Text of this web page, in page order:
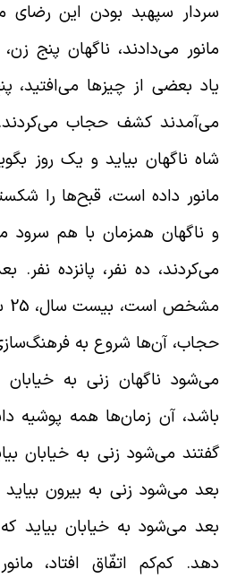
سپهبد بودن این رضای
می‌دادند، ناگهان پنج زن،
بعضی از چیزها می‌افتید،
کشف حجاب می‌کردند.
ناگهان بیاید و یک روز
داده است، قبح‌ها را
ناگهان همزمان با هم سرود
ده نفر، پانزده نفر.
آن‌ها شروع به فرهنگ‌سازی
ناگهان زنی به خیابان
آن زمان‌ها همه پوشیه
می‌شود زنی به خیابان
می‌شود زنی به بیرون بیاید
می‌شود به خیابان بیاید
کم‌کم اتفّاق افتاد، مانور